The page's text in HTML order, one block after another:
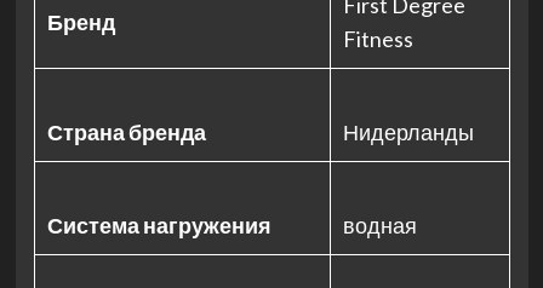
Бренд
Fitness
Страна бренда Нидерланды
Система нагружения водная